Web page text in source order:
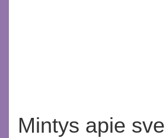
Mintys apie